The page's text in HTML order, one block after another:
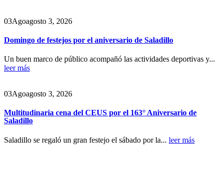
03Agoagosto 3, 2026
Domingo de festejos por el aniversario de Saladillo
Un buen marco de público acompañó las actividades deportivas y...
leer más
03Agoagosto 3, 2026
Multitudinaria cena del CEUS por el 163° Aniversario de
Saladillo
Saladillo se regaló un gran festejo el sábado por la... leer más